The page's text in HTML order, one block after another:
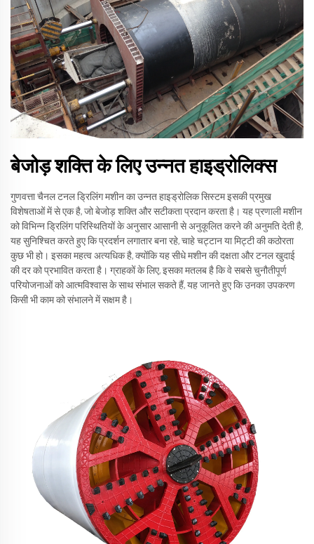
बेजोड़ शक्ति के लिए उन्नत हाइड्रोलिक्स
गुणवत्ता चैनल टनल ड्रिलिंग मशीन का उन्नत हाइड्रोलिक सिस्टम इसकी प्रमुख
विशेषताओं में से एक है, जो बेजोड़ शक्ति और सटीकता प्रदान करता है। यह प्रणाली मशीन
को विभिन्न ड्रिलिंग परिस्थितियों के अनुसार आसानी से अनुकूलित करने की अनुमति देती है,
यह सुनिश्चित करते हुए कि प्रदर्शन लगातार बना रहे, चाहे चट्टान या मिट्टी की कठोरता
कुछ भी हो। इसका महत्व अत्यधिक है, क्योंकि यह सीधे मशीन की दक्षता और टनल खुदाई
की दर को प्रभावित करता है। ग्राहकों के लिए, इसका मतलब है कि वे सबसे चुनौतीपूर्ण
परियोजनाओं को आत्मविश्वास के साथ संभाल सकते हैं, यह जानते हुए कि उनका उपकरण
किसी भी काम को संभालने में सक्षम है।